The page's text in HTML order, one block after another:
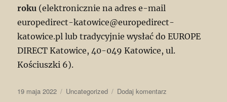
roku (elektronicznie na adres e-mail
europedirect-katowice@europedirect-
katowice.pl lub tradycyjnie wysłać do EUROPE
DIRECT Katowice, 40-049 Katowice, ul.
Kościuszki 6).
Data
19 maja 2022 Kategorie
Uncategorized Dodaj komentarz